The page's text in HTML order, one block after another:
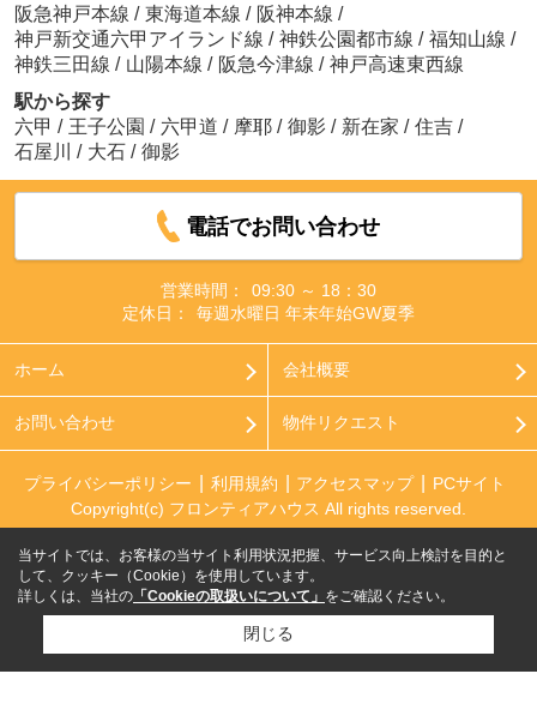
阪急神戸本線 / 東海道本線 / 阪神本線 /
神戸新交通六甲アイランド線 / 神鉄公園都市線 / 福知山線 /
神鉄三田線 / 山陽本線 / 阪急今津線 / 神戸高速東西線
駅から探す
六甲 / 王子公園 / 六甲道 / 摩耶 / 御影 / 新在家 / 住吉 /
石屋川
/ 大石 / 御影
電話でお問い合わせ
営業時間：
09:30 ～ 18：30
定休日：
毎週水曜日 年末年始GW夏季
ホーム 会社概要
お問い合わせ 物件リクエスト
プライバシーポリシー 利用規約 アクセスマップ
PCサイト
Copyright(c) フロンティアハウス All rights reserved.
当サイトでは、お客様の当サイト利用状況把握、サービス向上検討を目的と
して、クッキー（Cookie）を使用しています。
詳しくは、当社の 「Cookieの取扱いについて」 をご確認ください。
閉じる